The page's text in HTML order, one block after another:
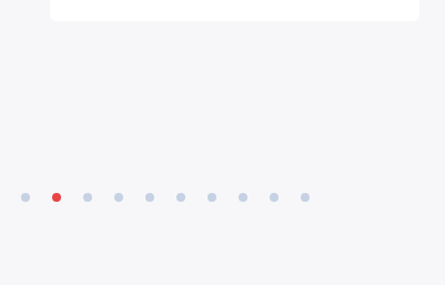
発で培ってきた熱交換技術、流体制御
御技術を活かし、工場ごとに異なる熱
提案内容には、排熱回収ユニットによ
交換器による汚水対応、高効率熱交
認、熱量測定、基本設計、詳細設計を経
コス